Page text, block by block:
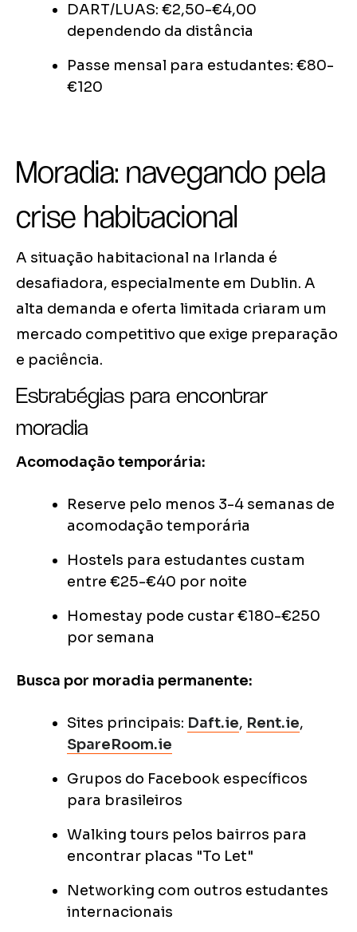
DART/LUAS: €2,50-€4,00
dependendo da distância
Passe mensal para estudantes: €80-
€120
Moradia: navegando pela
crise habitacional
A situação habitacional na Irlanda é
desafiadora, especialmente em Dublin. A
alta demanda e oferta limitada criaram um
mercado competitivo que exige preparação
e paciência.
Estratégias para encontrar
moradia
Acomodação temporária:
Reserve pelo menos 3-4 semanas de
acomodação temporária
Hostels para estudantes custam
entre €25-€40 por noite
Homestay pode custar €180-€250
por semana
Busca por moradia permanente:
Sites principais: Daft.ie, Rent.ie,
SpareRoom.ie
Grupos do Facebook específicos
para brasileiros
Walking tours pelos bairros para
encontrar placas "To Let"
Networking com outros estudantes
internacionais